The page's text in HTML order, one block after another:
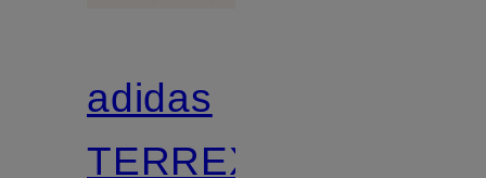
adidas
TERREX